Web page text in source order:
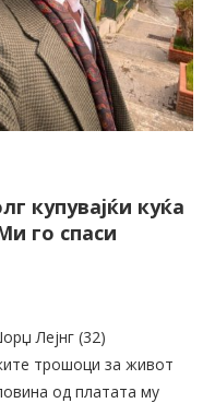
купувајќи куќа
го спаси
Лејнг (32)
трошоци за живот
од платата му